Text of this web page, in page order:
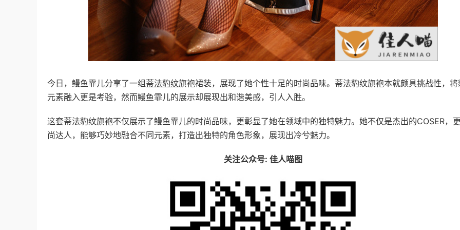
今日，鳗鱼霏儿分享了一组 蒂法豹纹旗袍裙装，展现了她个性十足的时尚品味。蒂法豹纹旗袍本就颇具挑战性，将
元素融入更是考验，然而鳗鱼霏儿的展示却展现出和谐美感，引人入胜。
这套蒂法豹纹旗袍不仅展示了鳗鱼霏儿的时尚品味，更彰显了她在领域中的独特魅力。她不仅是杰出的COSER，
尚达人，能够巧妙地融合不同元素，打造出独特的角色形象，展现出冷兮魅力。
关注公众号: 佳人喵图